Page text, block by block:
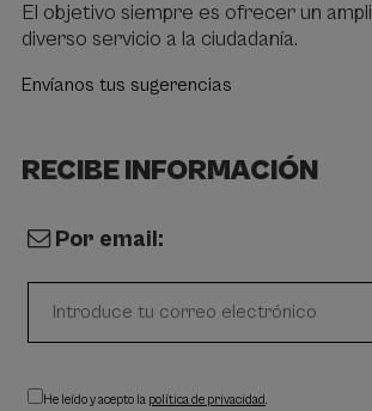
El objetivo siempre es ofrecer un
diverso servicio a la ciudadanía.
Envíanos tus sugerencias
RECIBE INFORMACIÓN
Por email:
He leído y acepto la política de privacidad.